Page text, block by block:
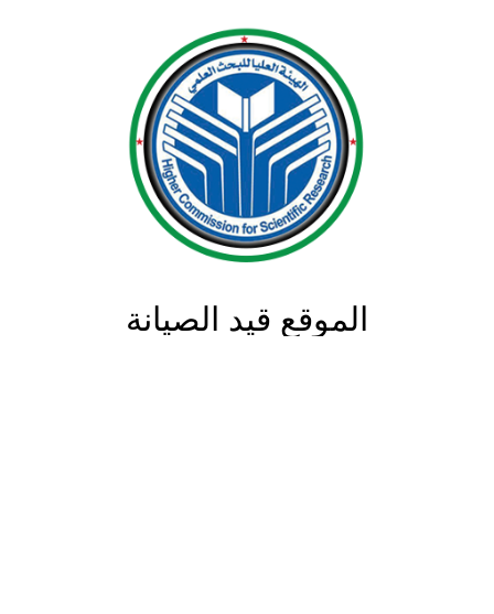
الموقع قيد الصيانة